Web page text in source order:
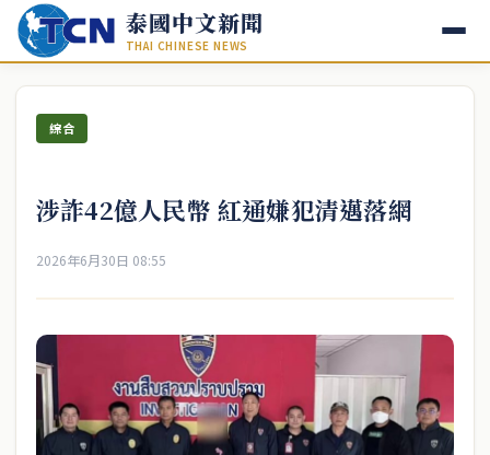
泰國中文新聞
THAI CHINESE NEWS
綜合
涉詐42億人民幣 紅通嫌犯清邁落網
2026年6月30日 08:55